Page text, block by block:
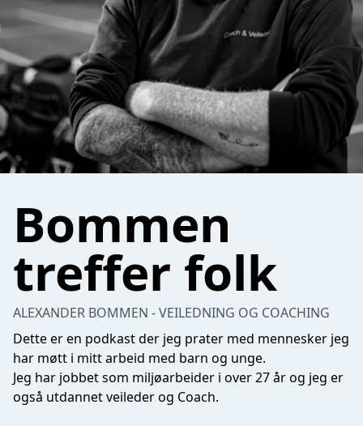
Bommen
treffer folk
ALEXANDER BOMMEN - VEILEDNING OG COACHING
Dette er en podkast der jeg prater med mennesker jeg
har møtt i mitt arbeid med barn og unge.
Jeg har jobbet som miljøarbeider i over 27 år og jeg er
også utdannet veileder og Coach.